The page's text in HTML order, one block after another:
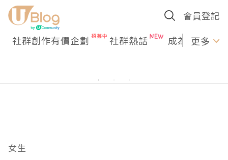
會員登記
社群創作有價企劃 社群熱話 成為U更多
女生